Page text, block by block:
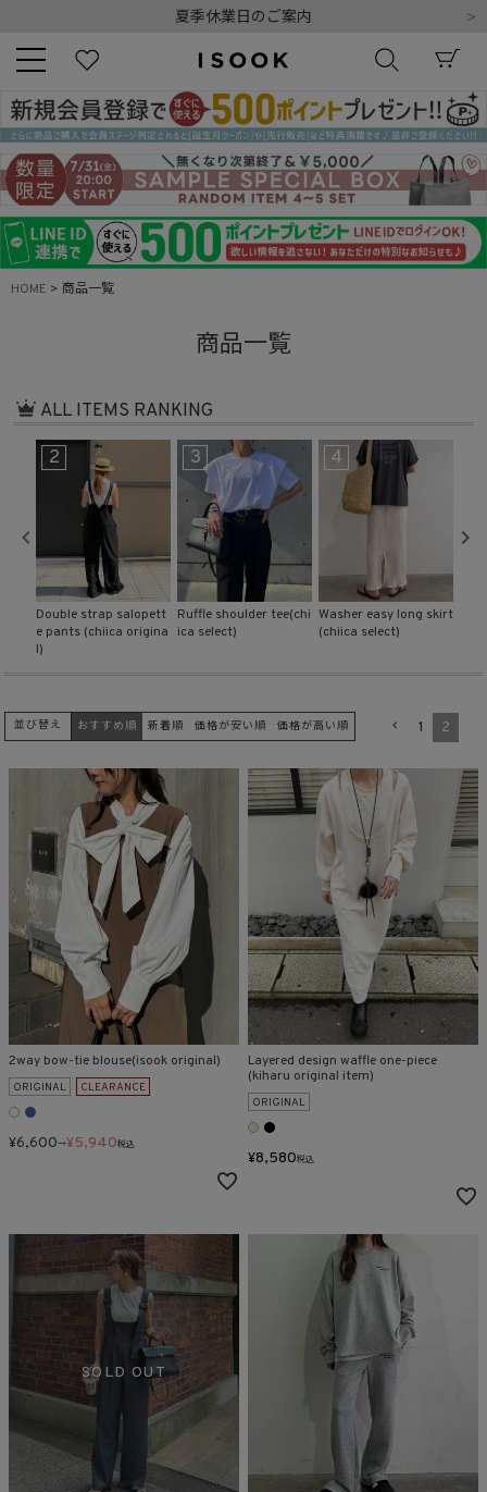
夏季休業日のご案内
10,000円以上ご購入で送料無料
新規会員登録でもれなく500ポイントプレゼント
夏季休業日のご案内
令和8年熊本地震の影響によるお荷物のお届けについて
キーワード
商品番号
新着 再入荷 SALE
商品タイプ
ORIGINAL HIT ITEM
カラー
価格（税込）
在庫なし商品
表示する 表示しない
検索
HOME 商品一覧
商品一覧
ALL ITEMS RANKING
3
Ruffle shoulder tee(chi
ica select)
4
Washer easy long skirt
(chiica select)
5
Front hook knit bustie
r (chiica select)
並び替え おすすめ順 新着順 価格が安い順 価格が高い順 1 2
2way bow-tie blouse(isook original)
ORIGINAL CLEARANCE
¥6,600→¥5,940税込
Layered design waffle one-piece
(kiharu original item)
ORIGINAL
¥8,580税込